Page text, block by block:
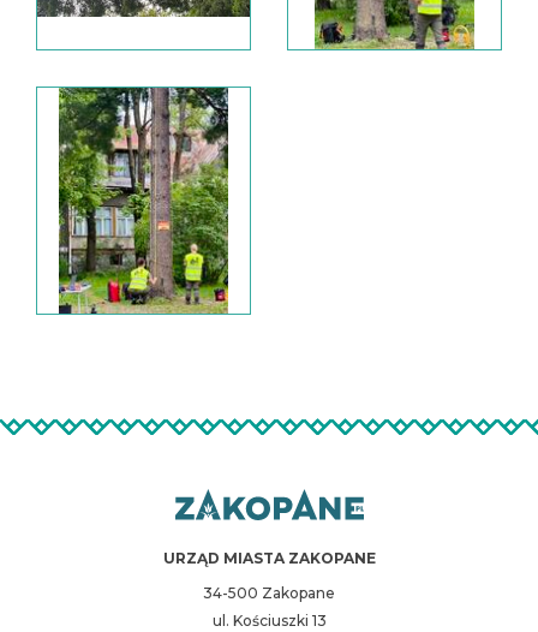
URZĄD MIASTA ZAKOPANE
34-500 Zakopane
ul. Kościuszki 13